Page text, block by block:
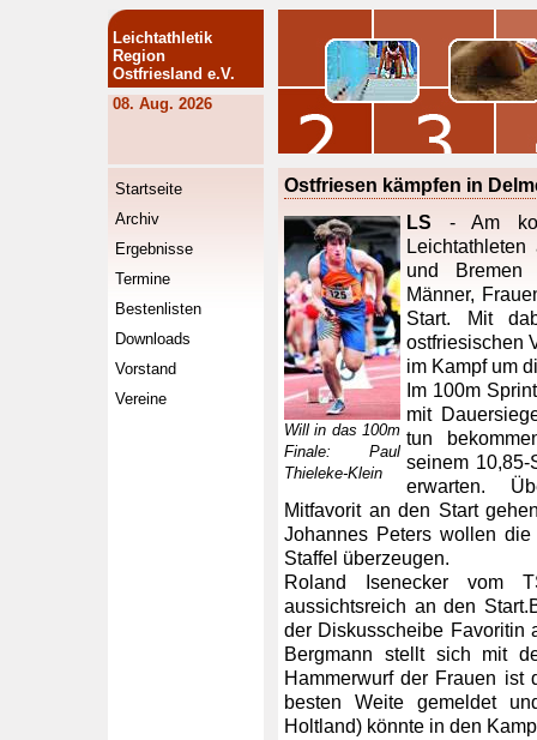
Leichtathletik
Region
Ostfriesland e.V.
08. Aug. 2026
Startseite
Archiv
Ergebnisse
Termine
Bestenlisten
Downloads
Vorstand
Vereine
Ostfriesen kämpfen in
Will in das 100m
Finale: Paul
Thieleke-Klein
LS - Am
und Bremen
Männer,
Start. Mit
ostfriesischen
im Kampf um
Im 100m
mit
tun
seinem 10,85-
erwarten.
Mitfavorit an den Start
Johannes Peters wollen
Staffel überzeugen.
Roland Isenecker vom
aussichtsreich an den
der Diskusscheibe Favoritin
Bergmann stellt sich mit
Hammerwurf der Frauen
besten Weite gemeldet
Holtland) könnte in den